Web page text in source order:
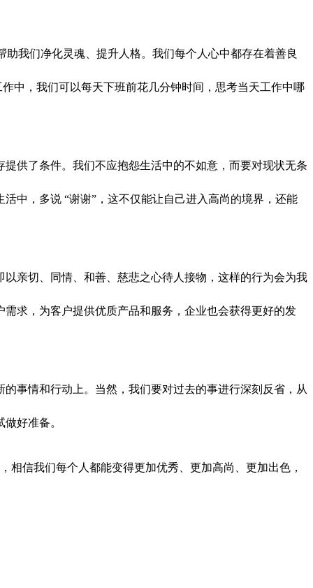
我们净化灵魂、提升人格。我们每个人心中都存在着善良
中，我们可以每天下班前花几分钟时间，思考当天工作中哪
供了条件。我们不应抱怨生活中的不如意，而要对现状无条
中，多说 “谢谢”，这不仅能让自己进入高尚的境界，还能
亲切、同情、和善、慈悲之心待人接物，这样的行为会为我
求，为客户提供优质产品和服务，企业也会获得更好的发
事情和行动上。当然，我们要对过去的事进行深刻反省，从
好准备。
相信我们每个人都能变得更加优秀、更加高尚、更加出色，